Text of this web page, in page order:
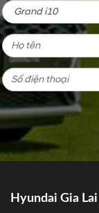
Hyundai Gia Lai